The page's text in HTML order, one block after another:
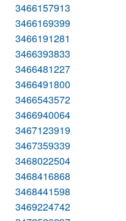
3466157913
3466169399
3466191281
3466393833
3466481227
3466491800
3466543572
3466940064
3467123919
3467359339
3468022504
3468416868
3468441598
3469224742